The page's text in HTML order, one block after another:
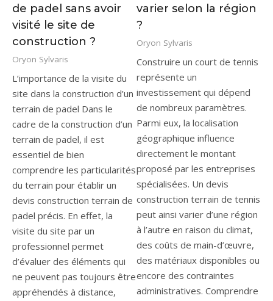
de padel sans avoir
visité le site de
construction ?
Oryon Sylvaris
L’importance de la visite du
site dans la construction d’un
terrain de padel Dans le
cadre de la construction d’un
terrain de padel, il est
essentiel de bien
comprendre les particularités
du terrain pour établir un
devis construction terrain de
padel précis. En effet, la
visite du site par un
professionnel permet
d’évaluer des éléments qui
ne peuvent pas toujours être
appréhendés à distance,
varier selon la région
?
Oryon Sylvaris
Construire un court de tennis
représente un
investissement qui dépend
de nombreux paramètres.
Parmi eux, la localisation
géographique influence
directement le montant
proposé par les entreprises
spécialisées. Un devis
construction terrain de tennis
peut ainsi varier d’une région
à l’autre en raison du climat,
des coûts de main-d’œuvre,
des matériaux disponibles ou
encore des contraintes
administratives. Comprendre